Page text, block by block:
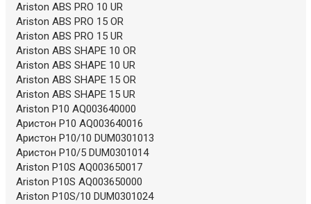
Ariston ABS PRO 10 UR
Ariston ABS PRO 15 OR
Ariston ABS PRO 15 UR
Ariston ABS SHAPE 10 OR
Ariston ABS SHAPE 10 UR
Ariston ABS SHAPE 15 OR
Ariston ABS SHAPE 15 UR
Ariston P10 AQ003640000
Аристон P10 AQ003640016
Аристон P10/10 DUM0301013
Аристон P10/5 DUM0301014
Ariston P10S AQ003650017
Ariston P10S AQ003650000
Ariston P10S/10 DUM0301024